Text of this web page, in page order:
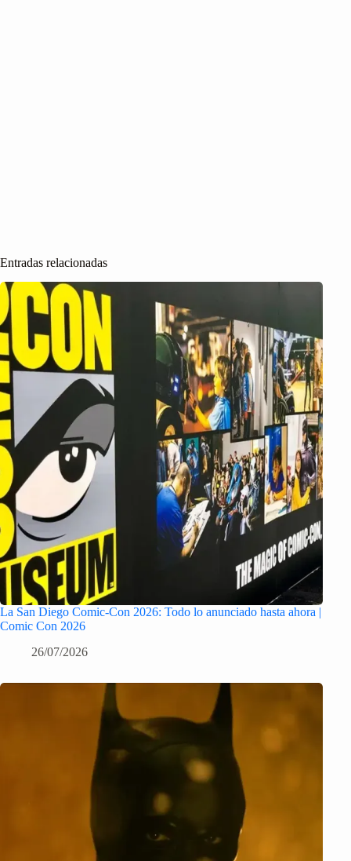
Entradas relacionadas
La San Diego Comic-Con 2026: Todo lo anunciado hasta ahora |
Comic Con 2026
26/07/2026